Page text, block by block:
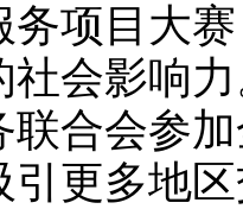
务项目大
社会影响
联合会参
引更多地